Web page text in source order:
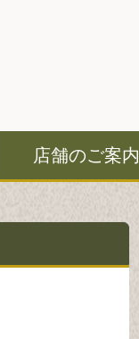
店舗のご案内